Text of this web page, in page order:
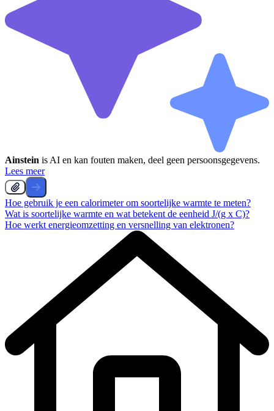
Ainstein is AI en kan fouten maken, deel geen persoonsgegevens.
Lees meer
Hoe gebruik je een calorimeter om soortelijke warmte te meten?
Wat is soortelijke warmte en wat betekent de eenheid J/(g x C)?
Hoe werkt energieomzetting en versnelling van elektronen?